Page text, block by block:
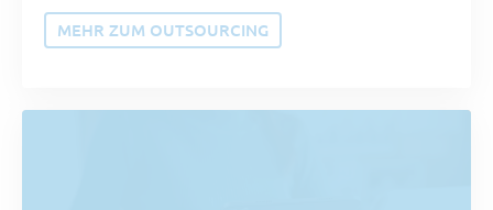
MEHR ZUM OUTSOURCING